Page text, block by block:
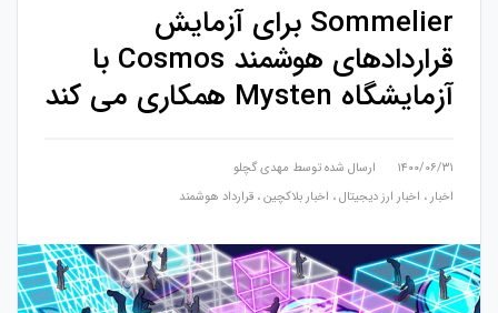
Sommelier برای آزمایش
قراردادهای هوشمند Cosmos با
آزمایشگاه Mysten همکاری می کند
۱۴۰۰/۰۶/۳۱ ارسال شده توسط مهدی گچلو
اخبار ، اخبار ارز دیجیتال، اخبار بلاکچین، قرارداد هوشمند